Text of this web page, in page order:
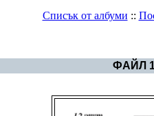
Списък от албуми ::
ФАЙЛ